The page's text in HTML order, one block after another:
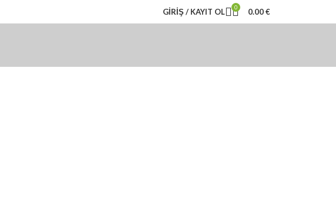
GIRIŞ / KAYIT OL 0 0.00€